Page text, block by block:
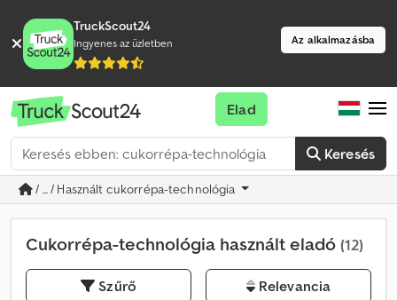
TruckScout24
Ingyenes az üzletben Az alkalmazásba
Keresés
Elad
/ ... / Használt cukorrépa-technológia
Cukorrépa-technológia használt eladó (12)
Szűrő Relevancia